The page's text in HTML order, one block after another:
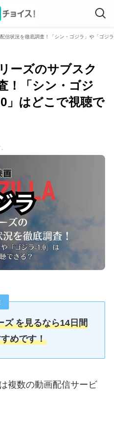
信状況を徹底調査！「シン・ゴジラ」や「ゴジ
ーズのサブスク
！「シン・ゴジ
」はどこで視聴で
ズ を見るなら14日間
めです！
複数の動画配信サービ